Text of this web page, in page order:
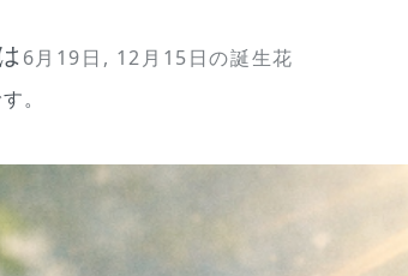
6月19日, 12月15日の誕生花
。